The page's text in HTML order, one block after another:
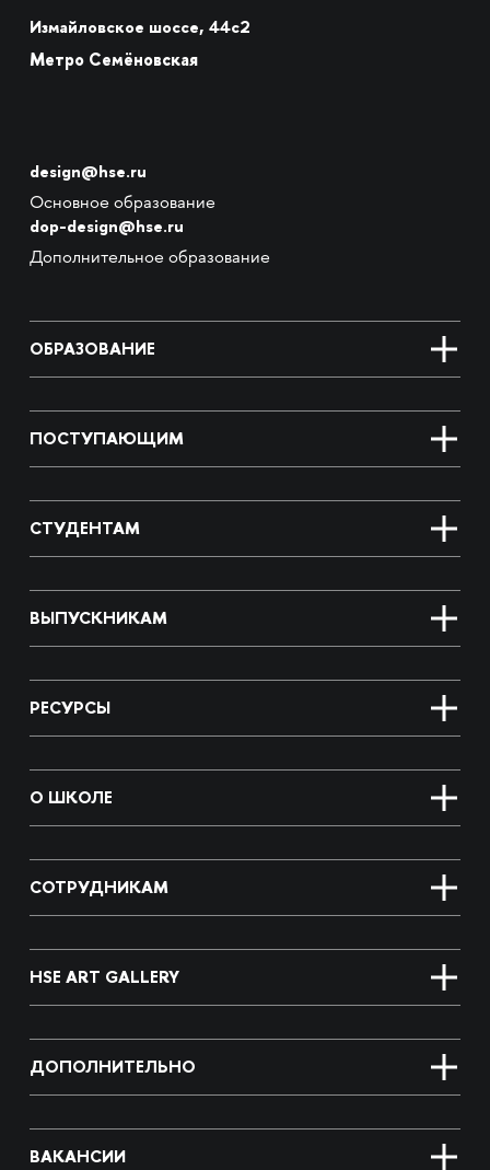
Измайловское шоссе, 44с2
Метро Семёновская
design@hse.ru
Основное образование
dop-design@hse.ru
Дополнительное образование
ОБРАЗОВАНИЕ
ПОСТУПАЮЩИМ
СТУДЕНТАМ
ВЫПУСКНИКАМ
РЕСУРСЫ
О ШКОЛЕ
СОТРУДНИКАМ
HSE ART GALLERY
ДОПОЛНИТЕЛЬНО
ВАКАНСИИ